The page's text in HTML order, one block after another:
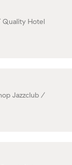
Quality Hotel
Jazzclub /